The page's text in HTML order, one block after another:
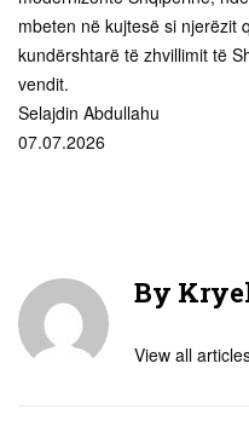
mbeten në kujtesë si njerëzit
kundërshtarë të zhvillimit të
vendit.
Selajdin Abdullahu
07.07.2026
By
View all